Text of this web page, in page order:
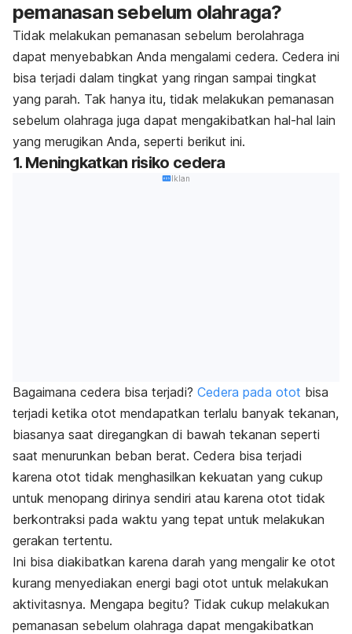
pemanasan sebelum olahraga?
Tidak melakukan pemanasan sebelum berolahraga
dapat menyebabkan Anda mengalami cedera. Cedera ini
bisa terjadi dalam tingkat yang ringan sampai tingkat
yang parah. Tak hanya itu, tidak melakukan pemanasan
sebelum olahraga juga dapat mengakibatkan hal-hal lain
yang merugikan Anda, seperti berikut ini.
1. Meningkatkan risiko cedera
Iklan
Bagaimana cedera bisa terjadi? Cedera pada otot bisa
terjadi ketika otot mendapatkan terlalu banyak tekanan,
biasanya saat diregangkan di bawah tekanan seperti
saat menurunkan beban berat. Cedera bisa terjadi
karena otot tidak menghasilkan kekuatan yang cukup
untuk menopang dirinya sendiri atau karena otot tidak
berkontraksi pada waktu yang tepat untuk melakukan
gerakan tertentu.
Ini bisa diakibatkan karena darah yang mengalir ke otot
kurang menyediakan energi bagi otot untuk melakukan
aktivitasnya. Mengapa begitu? Tidak cukup melakukan
pemanasan sebelum olahraga dapat mengakibatkan